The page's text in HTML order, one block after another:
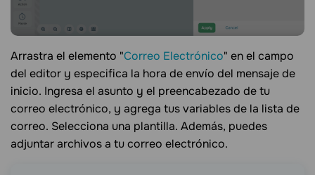
Arrastra el elemento "Correo Electrónico" en el campo
del editor y especifica la hora de envío del mensaje de
inicio. Ingresa el asunto y el preencabezado de tu
correo electrónico, y agrega tus variables de la lista de
correo. Selecciona una plantilla. Además, puedes
adjuntar archivos a tu correo electrónico.